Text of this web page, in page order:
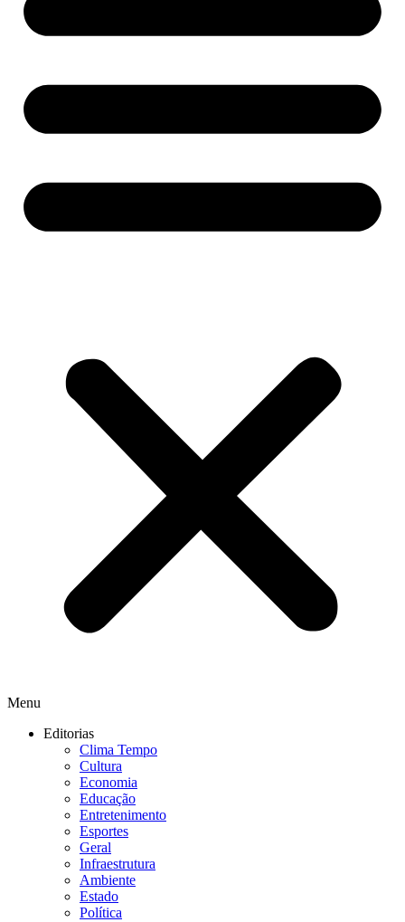
Menu
Editorias
Clima Tempo
Cultura
Economia
Educação
Entretenimento
Esportes
Geral
Infraestrutura
Ambiente
Estado
Política